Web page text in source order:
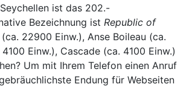
ist das 202.-
Bezeichnung ist Republic of
22900 Einw.), Anse Boileau (ca.
Einw.), Cascade (ca. 4100 Einw.)
Um mit Ihrem Telefon einen Anruf
Endung für Webseiten